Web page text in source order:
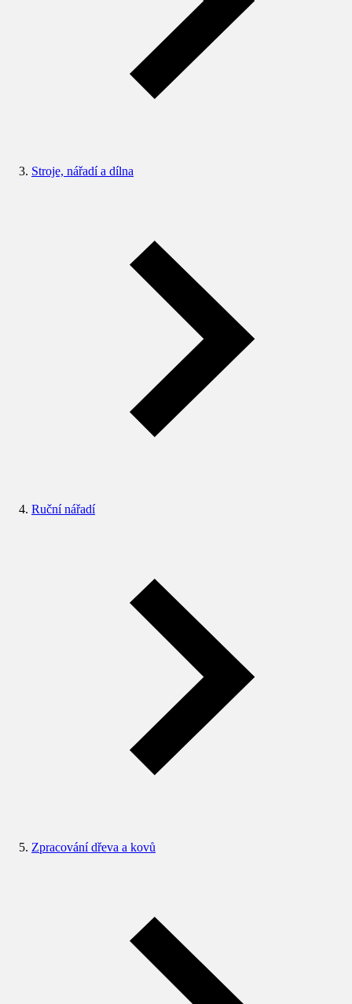
Stroje, nářadí a dílna
Ruční nářadí
Zpracování dřeva a kovů